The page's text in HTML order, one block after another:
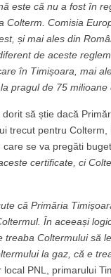
este că nu a fost în
Colterm. Comisia
și mai ales din
de aceste
în Timișoara, mai
pragul de 75 milioane
să știe dacă
trecut pentru
se va pregăti
certificate, ci
că Primăria
În aceeași
treaba Coltermului să
la gaz, că e
PNL, primarului